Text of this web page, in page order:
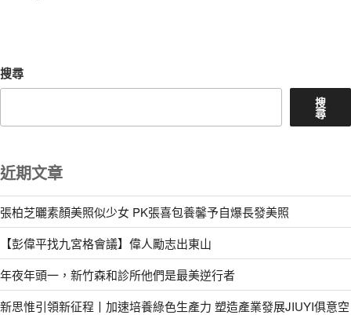
搜尋
搜
尋
近期文章
張柏芝曬素顏美照似少女 PK張喜包養馨予自爆長發美照
【彭偉平找九宮格會議】偉人勵志出東山
年夜年頭一，新竹森和診所他們是最美逆行者
新思惟引領新征程丨加速培養綠色生產力 塑造產業發展JIUYI俱意空